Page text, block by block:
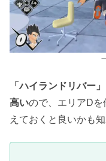
「ハイランドリバー
高いので、エリアDを
えておくと良いかも知